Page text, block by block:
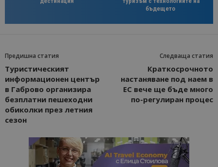
бъдещето
Предишна статия
Туристическият
информационен център
в Габрово организира
безплатни пешеходни
обиколки през летния
сезон
Следваща статия
Краткосрочното
настаняване под наем в
ЕС вече ще бъде много
по-регулиран процес